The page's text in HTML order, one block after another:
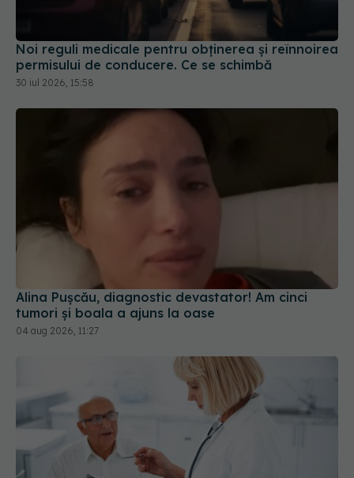
Alina Pușcău, diagnostic devastator! Am cinci
tumori și boala a ajuns la oase
04 aug 2026, 11:27
Din această toamnă, CNAS schimbă regulile